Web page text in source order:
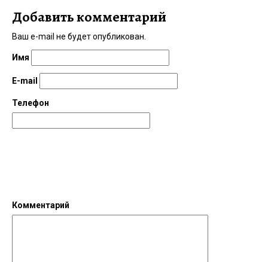
Добавить комментарий
Ваш e-mail не будет опубликован.
Имя
E-mail
Телефон
Комментарий